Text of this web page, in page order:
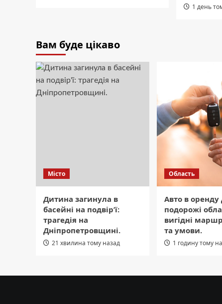
1 день
Вам буде цікаво
Місто
Дитина загинула в
басейні на подвір’ї:
трагедія на
Дніпропетровщині.
21 хвилина тому назад
Область
Авто в оренду
подорожі
вигідні
та умови.
1 годину тому